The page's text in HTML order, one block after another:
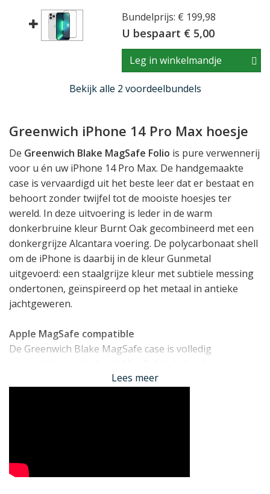
Bundelprijs: € 199,98
U bespaart € 5,00
Leg in winkelmandje
Bekijk alle 2 voordeelbundels
Greenwich iPhone 14 Pro Max hoesje
De Greenwich Blake MagSafe Folio is pure verwennerij
voor u én uw iPhone 14 Pro Max. De handgemaakte
case is vervaardigd uit het beste leer dat er bestaat en
behoort zonder twijfel tot de mooiste hoesjes ter
wereld. In deze uitvoering is leder in de warm
donkerbruine kleur Burnt Oak gecombineerd met een
donkergrijze Alcantara voering. De polycarbonaat shell
om de iPhone is daarbij in de kleur Gunmetal
uitgevoerd: een staalgrijze kleur met subtiele messing
ondertonen, geïnspireerd op het metaal in antieke
jachtgeweren.
Apple MagSafe compatible
De Greenwich Blake MagSafe case is volledig
dezelfde magnetische ring verwerkt als in de iPhone
De iPhone 14 Pro Max hoesjes van Greenwich worden
Lees meer